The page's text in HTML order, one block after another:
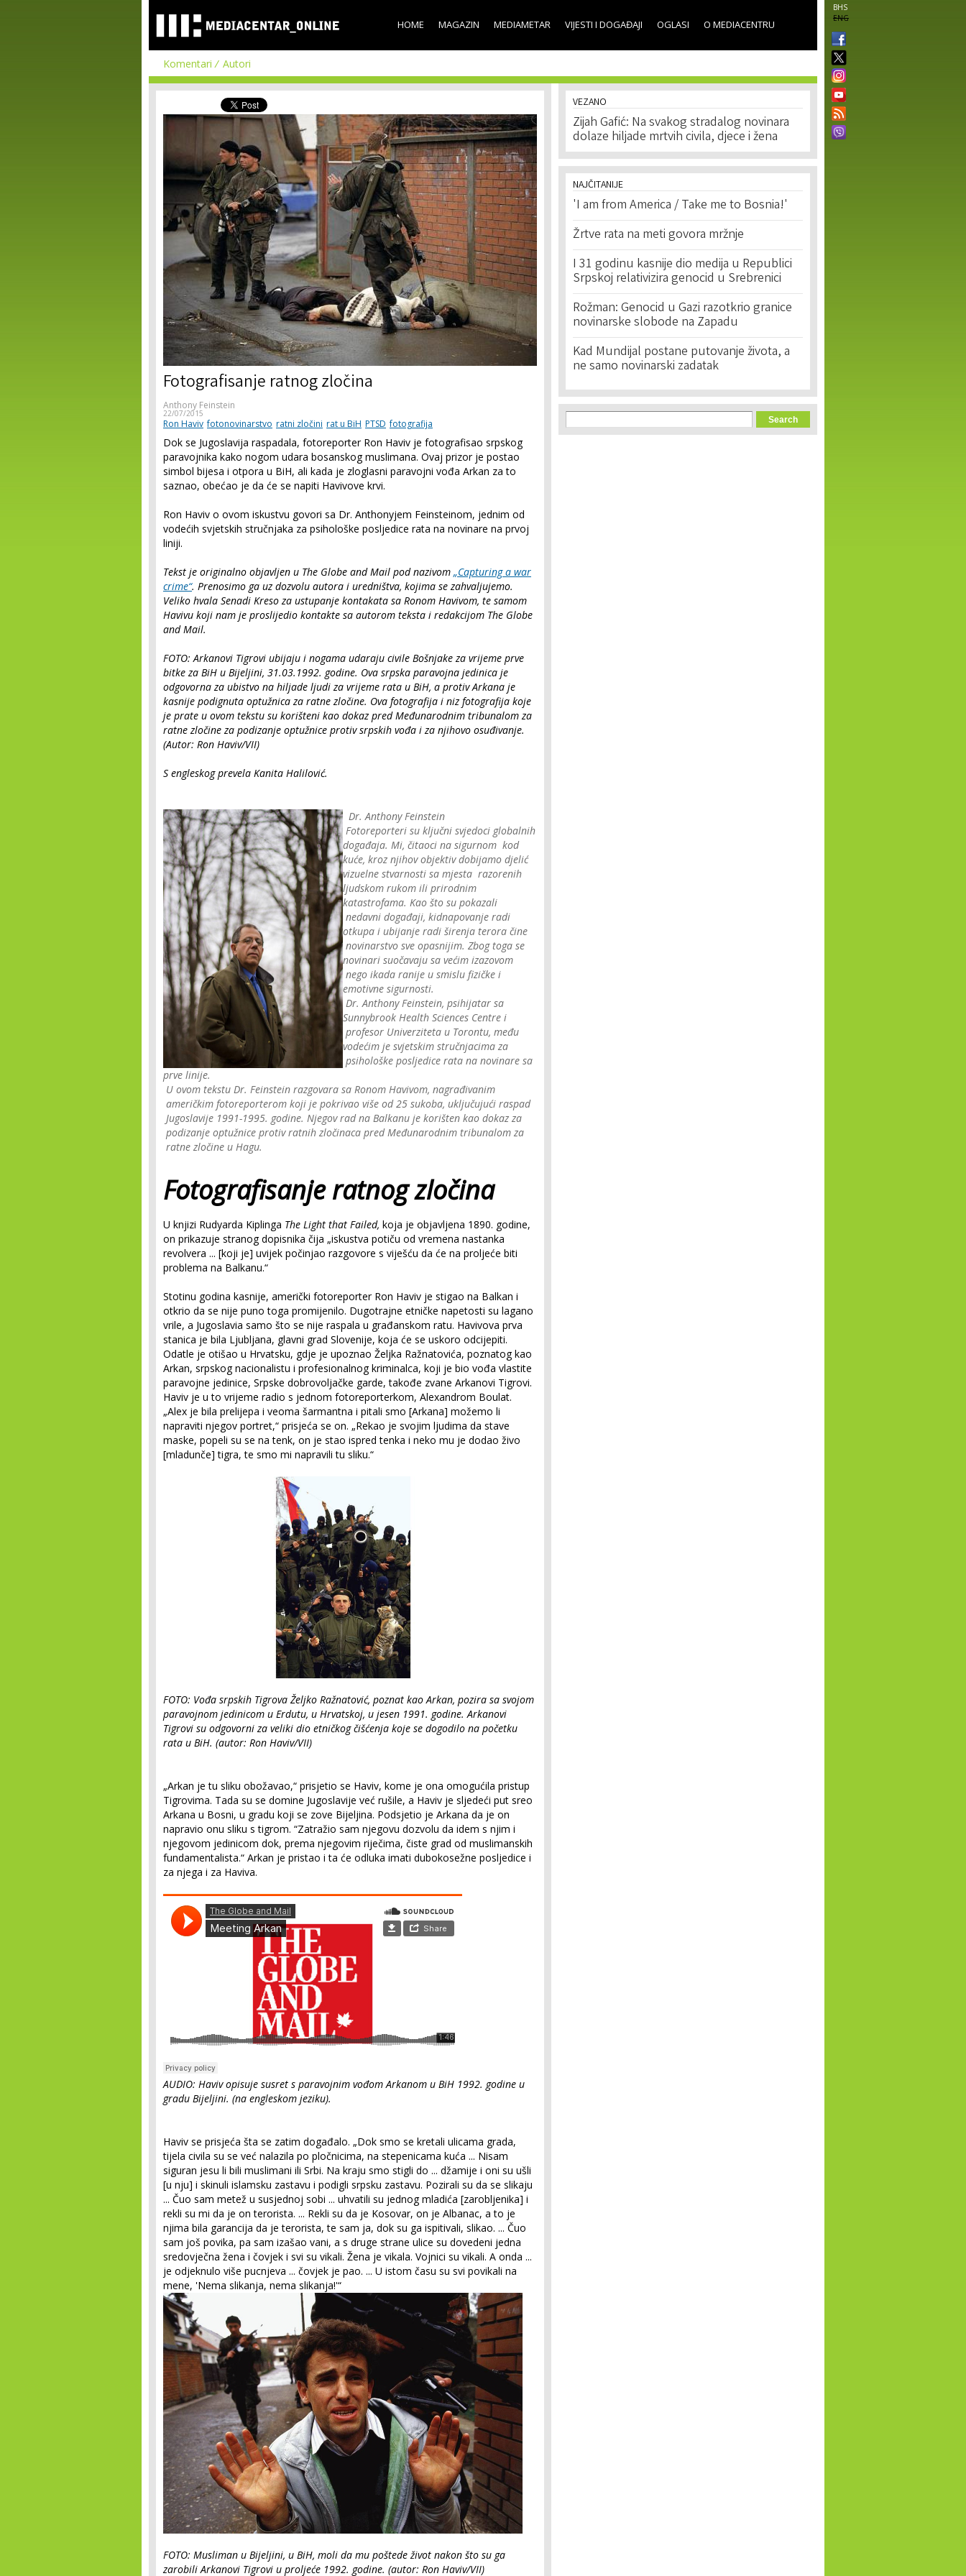
main
content
BHS
ENG
HOME MAGAZIN MEDIAMETAR VIJESTI I DOGAĐAJI OGLASI O MEDIACENTRU
Komentari Autori
Fotografisanje ratnog zločina
Anthony Feinstein
22/07/2015
Ron Haviv fotonovinarstvo ratni zločini rat u BiH PTSD fotografija
Dok se Jugoslavija raspadala, fotoreporter Ron Haviv je fotografisao srpskog
paravojnika kako nogom udara bosanskog muslimana. Ovaj prizor je postao
simbol bijesa i otpora u BiH, ali kada je zloglasni paravojni vođa Arkan za to
saznao, obećao je da će se napiti Havivove krvi.
Ron Haviv o ovom iskustvu govori sa Dr. Anthonyjem Feinsteinom, jednim od
vodećih svjetskih stručnjaka za psihološke posljedice rata na novinare na prvoj
liniji.
Tekst je originalno objavljen u The Globe and Mail pod nazivom „Capturing a war
crime“. Prenosimo ga uz dozvolu autora i uredništva, kojima se zahvaljujemo.
Veliko hvala Senadi Kreso za ustupanje kontakata sa Ronom Havivom, te samom
Havivu koji nam je proslijedio kontakte sa autorom teksta i redakcijom The Globe
and Mail.
FOTO: Arkanovi Tigrovi ubijaju i nogama udaraju civile Bošnjake za vrijeme prve
bitke za BiH u Bijeljini, 31.03.1992. godine. Ova srpska paravojna jedinica je
odgovorna za ubistvo na hiljade ljudi za vrijeme rata u BiH, a protiv Arkana je
kasnije podignuta optužnica za ratne zločine. Ova fotografija i niz fotografija koje
je prate u ovom tekstu su korišteni kao dokaz pred Međunarodnim tribunalom za
ratne zločine za podizanje optužnice protiv srpskih vođa i za njihovo osuđivanje.
(Autor: Ron Haviv/VII)
S engleskog prevela Kanita Halilović.
Dr. Anthony Feinstein
Fotoreporteri su ključni svjedoci globalnih
događaja. Mi, čitaoci na sigurnom kod
kuće, kroz njihov objektiv dobijamo djelić
vizuelne stvarnosti sa mjesta razorenih
ljudskom rukom ili prirodnim
katastrofama. Kao što su pokazali
nedavni događaji, kidnapovanje radi
otkupa i ubijanje radi širenja terora čine
novinarstvo sve opasnijim. Zbog toga se
novinari suočavaju sa većim izazovom
nego ikada ranije u smislu fizičke i
emotivne sigurnosti.
Dr. Anthony Feinstein, psihijatar sa
Sunnybrook Health Sciences Centre i
profesor Univerziteta u Torontu, među
vodećim je svjetskim stručnjacima za
psihološke posljedice rata na novinare sa
prve linije.
U ovom tekstu Dr. Feinstein razgovara sa Ronom Havivom, nagrađivanim
američkim fotoreporterom koji je pokrivao više od 25 sukoba, uključujući raspad
Jugoslavije 1991-1995. godine. Njegov rad na Balkanu je korišten kao dokaz za
podizanje optužnice protiv ratnih zločinaca pred Međunarodnim tribunalom za
ratne zločine u Hagu.
Fotografisanje ratnog zločina
U knjizi Rudyarda Kiplinga The Light that Failed, koja je objavljena 1890. godine,
on prikazuje stranog dopisnika čija „iskustva potiču od vremena nastanka
revolvera ... [koji je] uvijek počinjao razgovore s viješću da će na proljeće biti
problema na Balkanu.“
Stotinu godina kasnije, američki fotoreporter Ron Haviv je stigao na Balkan i
otkrio da se nije puno toga promijenilo. Dugotrajne etničke napetosti su lagano
vrile, a Jugoslavia samo što se nije raspala u građanskom ratu. Havivova prva
stanica je bila Ljubljana, glavni grad Slovenije, koja će se uskoro odcijepiti.
Odatle je otišao u Hrvatsku, gdje je upoznao Željka Ražnatovića, poznatog kao
Arkan, srpskog nacionalistu i profesionalnog kriminalca, koji je bio vođa vlastite
paravojne jedinice, Srpske dobrovoljačke garde, takođe zvane Arkanovi Tigrovi.
Haviv je u to vrijeme radio s jednom fotoreporterkom, Alexandrom Boulat.
„Alex je bila prelijepa i veoma šarmantna i pitali smo [Arkana] možemo li
napraviti njegov portret,“ prisjeća se on. „Rekao je svojim ljudima da stave
maske, popeli su se na tenk, on je stao ispred tenka i neko mu je dodao živo
[mladunče] tigra, te smo mi napravili tu sliku.“
FOTO: Vođa srpskih Tigrova Željko Ražnatović, poznat kao Arkan, pozira sa svojom
paravojnom jedinicom u Erdutu, u Hrvatskoj, u jesen 1991. godine. Arkanovi
Tigrovi su odgovorni za veliki dio etničkog čišćenja koje se dogodilo na početku
rata u BiH. (autor: Ron Haviv/VII)
„Arkan je tu sliku obožavao,“ prisjetio se Haviv, kome je ona omogućila pristup
Tigrovima. Tada su se domine Jugoslavije već rušile, a Haviv je sljedeći put sreo
Arkana u Bosni, u gradu koji se zove Bijeljina. Podsjetio je Arkana da je on
napravio onu sliku s tigrom. “Zatražio sam njegovu dozvolu da idem s njim i
njegovom jedinicom dok, prema njegovim riječima, čiste grad od muslimanskih
fundamentalista.“ Arkan je pristao i ta će odluka imati dubokosežne posljedice i
za njega i za Haviva.
AUDIO: Haviv opisuje susret s paravojnim vođom Arkanom u BiH 1992. godine u
gradu Bijeljini. (na engleskom jeziku).
Haviv se prisjeća šta se zatim događalo. „Dok smo se kretali ulicama grada,
tijela civila su se već nalazila po pločnicima, na stepenicama kuća ... Nisam
siguran jesu li bili muslimani ili Srbi. Na kraju smo stigli do ... džamije i oni su ušli
[u nju] i skinuli islamsku zastavu i podigli srpsku zastavu. Pozirali su da se slikaju
... Čuo sam metež u susjednoj sobi ... uhvatili su jednog mladića [zarobljenika] i
rekli su mi da je on terorista. ... Rekli su da je Kosovar, on je Albanac, a to je
njima bila garancija da je terorista, te sam ja, dok su ga ispitivali, slikao. ... Čuo
sam još povika, pa sam izašao vani, a s druge strane ulice su dovedeni jedna
sredovječna žena i čovjek i svi su vikali. Žena je vikala. Vojnici su vikali. A onda ...
je odjeknulo više pucnjeva ... čovjek je pao. ... U istom času su svi povikali na
mene, 'Nema slikanja, nema slikanja!'“
FOTO: Musliman u Bijeljini, u BiH, moli da mu poštede život nakon što su ga
zarobili Arkanovi Tigrovi u proljeće 1992. godine. (autor: Ron Haviv/VII)
VEZANO
Zijah Gafić: Na svakog stradalog novinara
dolaze hiljade mrtvih civila, djece i žena
NAJČITANIJE
'I am from America / Take me to Bosnia!'
Žrtve rata na meti govora mržnje
I 31 godinu kasnije dio medija u Republici
Srpskoj relativizira genocid u Srebrenici
Rožman: Genocid u Gazi razotkrio granice
novinarske slobode na Zapadu
Kad Mundijal postane putovanje života, a
ne samo novinarski zadatak
Search form
Search